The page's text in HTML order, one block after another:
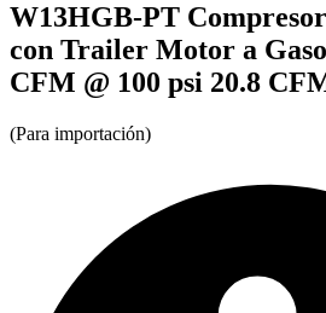
W13HGB-PT
con Trailer Motor a
CFM @ 100 psi 20.8
(Para importación)